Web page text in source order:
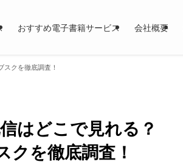
おすすめ電子書籍サービス 会社概要
クを徹底調査！
はどこで見れる？
を徹底調査！